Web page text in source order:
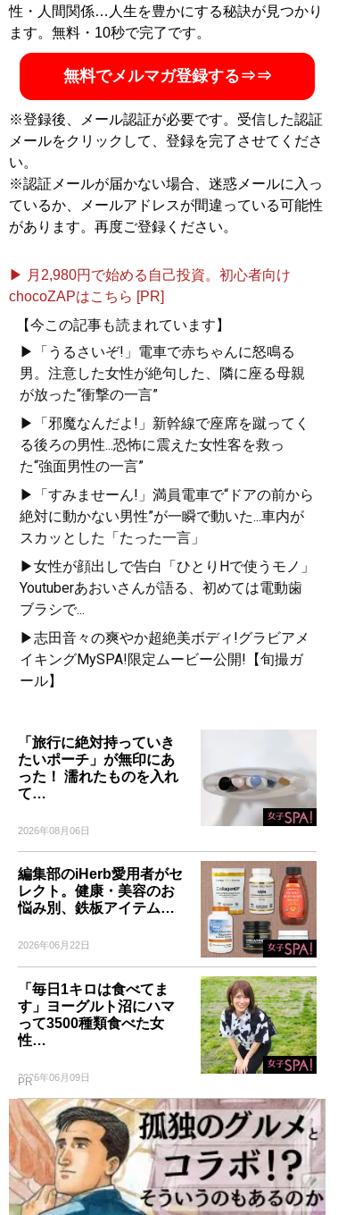
性・人間関係…人生を豊かにする秘訣が見つかり
ます。無料・10秒で完了です。
無料でメルマガ登録する⇒⇒
※登録後、メール認証が必要です。受信した認証
メールをクリックして、登録を完了させてくださ
い。
※認証メールが届かない場合、迷惑メールに入っ
ているか、メールアドレスが間違っている可能性
があります。再度ご登録ください。
▶ 月2,980円で始める自己投資。初心者向け
chocoZAPはこちら [PR]
【今この記事も読まれています】
▶「うるさいぞ!」電車で赤ちゃんに怒鳴る
男。注意した女性が絶句した、隣に座る母親
が放った“衝撃の一言”
▶「邪魔なんだよ!」新幹線で座席を蹴ってく
る後ろの男性...恐怖に震えた女性客を救っ
た“強面男性の一言”
▶「すみませーん!」満員電車で“ドアの前から
絶対に動かない男性”が一瞬で動いた...車内が
スカッとした「たった一言」
▶女性が顔出しで告白「ひとりHで使うモノ」
Youtuberあおいさんが語る、初めては電動歯
ブラシで...
▶志田音々の爽やか超絶美ボディ!グラビアメ
イキングMySPA!限定ムービー公開!【旬撮ガ
ール】
「旅行に絶対持っていき
たいポーチ」が無印にあ
った！ 濡れたものを入れ
て…
2026年08月06日
編集部のiHerb愛用者がセ
レクト。健康・美容のお
悩み別、鉄板アイテム…
2026年06月22日
「毎日1キロは食べてま
す」ヨーグルト沼にハマ
って3500種類食べた女
性…
2026年06月09日
PR